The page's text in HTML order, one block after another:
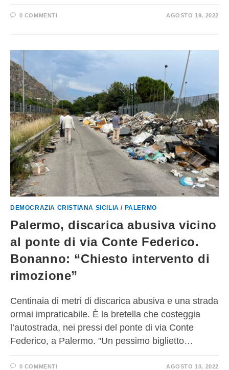
0 COMMENTI AGOSTO 19, 2022
DEMOCRAZIA CRISTIANA SICILIA / PALERMO
Palermo, discarica abusiva vicino
al ponte di via Conte Federico.
Bonanno: “Chiesto intervento di
rimozione”
Centinaia di metri di discarica abusiva e una strada
ormai impraticabile. È la bretella che costeggia
l’autostrada, nei pressi del ponte di via Conte
Federico, a Palermo. "Un pessimo biglietto…
0 COMMENTI AGOSTO 10, 2022